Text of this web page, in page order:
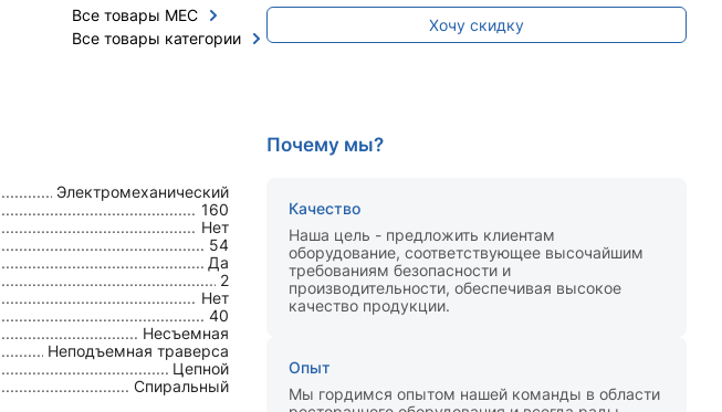
Все товары MEC
Все товары категории
Электромеханический
160
Нет
54
Да
2
Нет
40
Несъемная
Неподъемная траверса
Цепной
Спиральный
Хочу скидку
Почему мы?
Качество
Наша цель - предложить клиентам
оборудование, соответствующее высочайшим
требованиям безопасности и
производительности, обеспечивая высокое
качество продукции.
Опыт
Мы гордимся опытом нашей команды в области